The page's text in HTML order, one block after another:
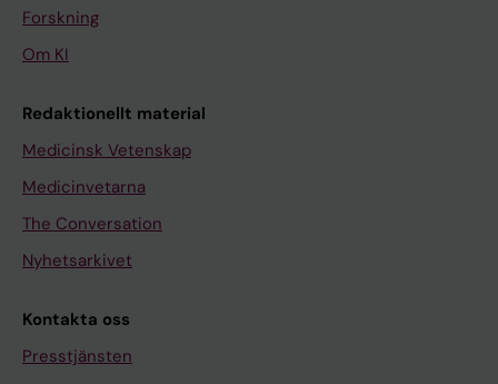
Forskning
Om KI
Redaktionellt material
Medicinsk Vetenskap
Medicinvetarna
The Conversation
Nyhetsarkivet
Kontakta oss
Presstjänsten